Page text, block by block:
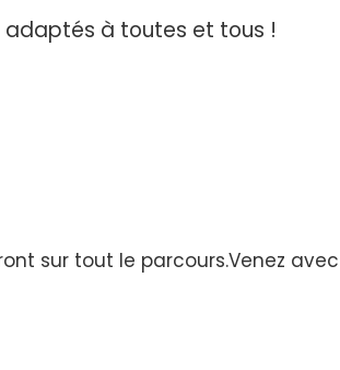
à toutes et tous !
sur tout le parcours.Venez